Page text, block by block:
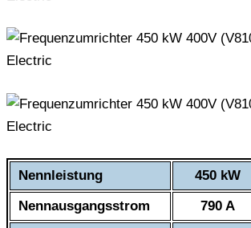
Nennleistung
450 kW
Nennausgangsstrom
790 A